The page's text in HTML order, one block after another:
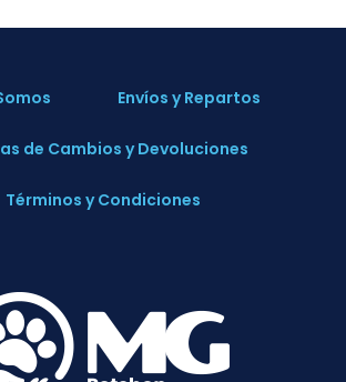
Envíos y Repartos
de Cambios y Devoluciones
Términos y Condiciones